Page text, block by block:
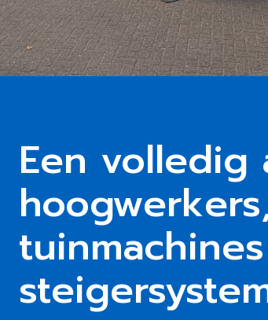
Een volledig